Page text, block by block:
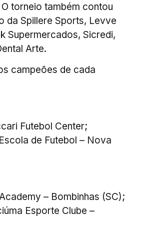
O torneio também contou
da Spillere Sports, Levve
Supermercados, Sicredi,
Arte.
campeões de cada
Futebol Center;
de Futebol – Nova
– Bombinhas (SC);
Esporte Clube –